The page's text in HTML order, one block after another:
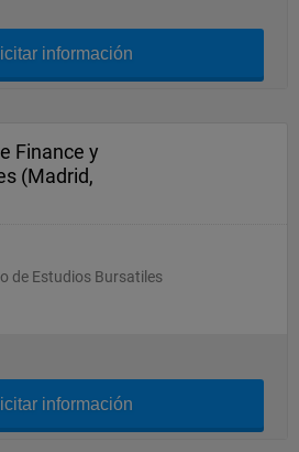
información
Finance y
(Madrid,
de Estudios Bursatiles
información